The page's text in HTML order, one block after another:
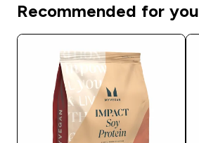
Recommended for you